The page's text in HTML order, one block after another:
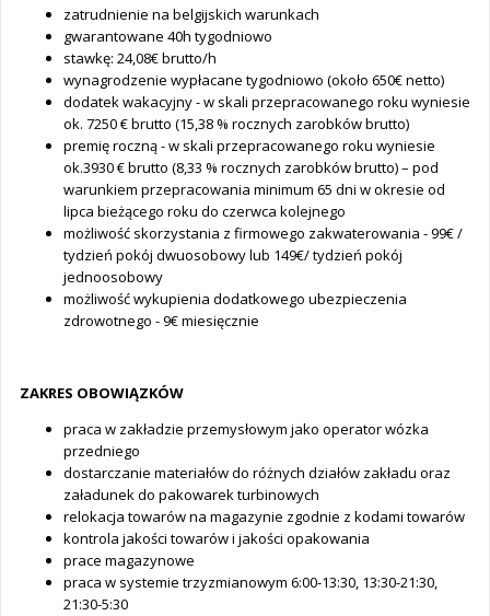
zatrudnienie na belgijskich warunkach
gwarantowane 40h tygodniowo
stawkę: 24,08€ brutto/h
wynagrodzenie wypłacane tygodniowo (około 650€ netto)
dodatek wakacyjny - w skali przepracowanego roku wyniesie
ok. 7250 € brutto (15,38 % rocznych zarobków brutto)
premię roczną - w skali przepracowanego roku wyniesie
ok.3930 € brutto (8,33 % rocznych zarobków brutto) – pod
warunkiem przepracowania minimum 65 dni w okresie od
lipca bieżącego roku do czerwca kolejnego
możliwość skorzystania z firmowego zakwaterowania - 99€ /
tydzień pokój dwuosobowy lub 149€/ tydzień pokój
jednoosobowy
możliwość wykupienia dodatkowego ubezpieczenia
zdrowotnego - 9€ miesięcznie
ZAKRES OBOWIĄZKÓW
praca w zakładzie przemysłowym jako operator wózka
przedniego
dostarczanie materiałów do różnych działów zakładu oraz
załadunek do pakowarek turbinowych
relokacja towarów na magazynie zgodnie z kodami towarów
kontrola jakości towarów i jakości opakowania
prace magazynowe
praca w systemie trzyzmianowym 6:00-13:30, 13:30-21:30,
21:30-5:30